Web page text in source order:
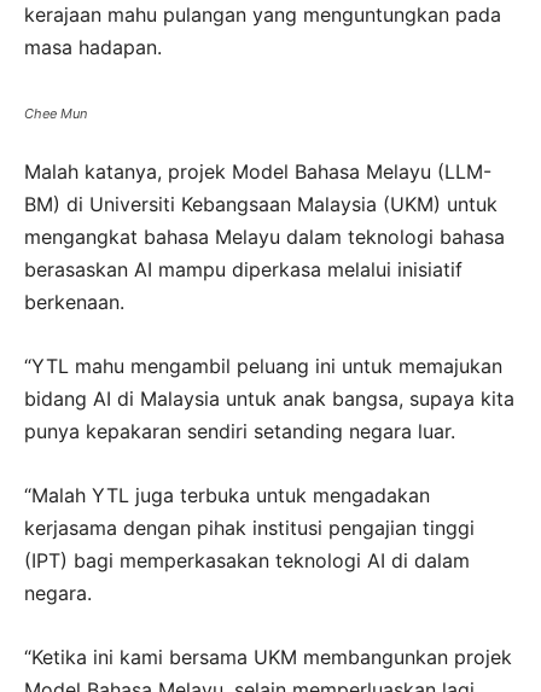
kerajaan mahu pulangan yang menguntungkan pada
masa hadapan.
Chee Mun
Malah katanya, projek Model Bahasa Melayu (LLM-
BM) di Universiti Kebangsaan Malaysia (UKM) untuk
mengangkat bahasa Melayu dalam teknologi bahasa
berasaskan AI mampu diperkasa melalui inisiatif
berkenaan.
“YTL mahu mengambil peluang ini untuk memajukan
bidang AI di Malaysia untuk anak bangsa, supaya kita
punya kepakaran sendiri setanding negara luar.
“Malah YTL juga terbuka untuk mengadakan
kerjasama dengan pihak institusi pengajian tinggi
(IPT) bagi memperkasakan teknologi AI di dalam
negara.
“Ketika ini kami bersama UKM membangunkan projek